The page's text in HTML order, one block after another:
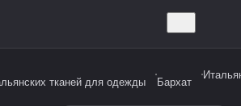
тканей для одежды Бархат